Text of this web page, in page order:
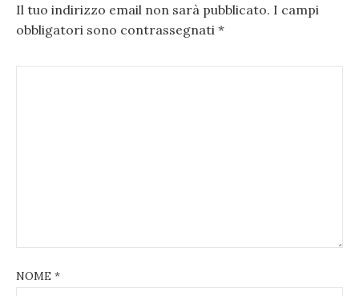
Il tuo indirizzo email non sarà pubblicato. I campi
obbligatori sono contrassegnati *
NOME *